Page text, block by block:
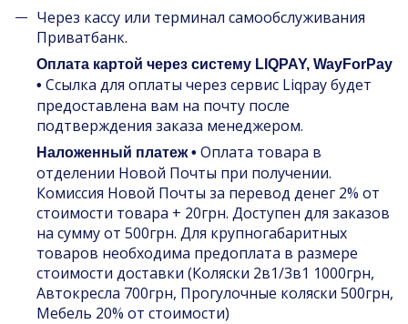
Через кассу или терминал самообслуживания
Приватбанк.
Оплата картой через систему LIQPAY, WayForPay
• Ссылка для оплаты через сервис Liqpay будет
предоставлена вам на почту после
подтверждения заказа менеджером.
Наложенный платеж • Оплата товара в
отделении Новой Почты при получении.
Комиссия Новой Почты за перевод денег 2% от
стоимости товара + 20грн. Доступен для заказов
на сумму от 500грн. Для крупногабаритных
товаров необходима предоплата в размере
стоимости доставки (Коляски 2в1/3в1 1000грн,
Автокресла 700грн, Прогулочные коляски 500грн,
Мебель 20% от стоимости)